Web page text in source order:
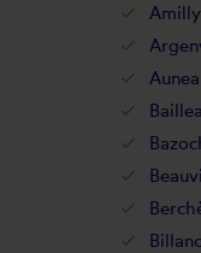
Amilly